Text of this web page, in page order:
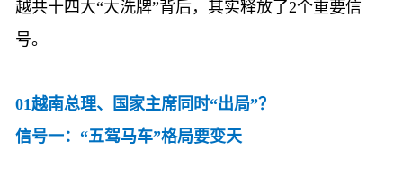
越共十四大“大洗牌”背后，其实释放了2个重要信
号。
01越南总理、国家主席同时“出局”？
信号一： “五驾马车”格局要变天